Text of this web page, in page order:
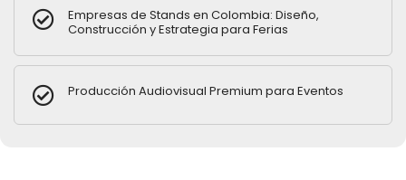
Empresas de Stands en Colombia: Diseño,
Construcción y Estrategia para Ferias
Producción Audiovisual Premium para Eventos